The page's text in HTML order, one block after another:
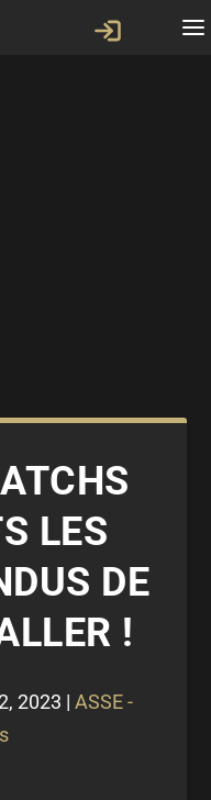
LES
DE
!
2023 | ASSE -